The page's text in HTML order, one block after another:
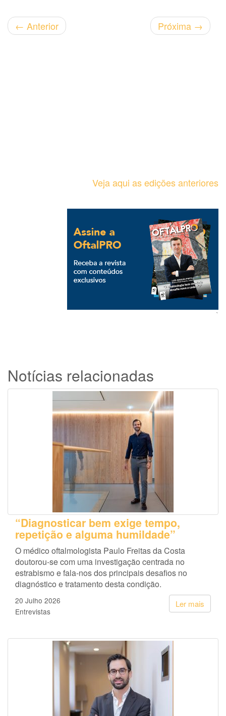
← Anterior Próxima →
Veja aqui as edições anteriores
`
Notícias relacionadas
“Diagnosticar bem exige tempo,
repetição e alguma humildade”
O médico oftalmologista Paulo Freitas da Costa
doutorou-se com uma investigação centrada no
estrabismo e fala-nos dos principais desafios no
diagnóstico e tratamento desta condição.
Ler mais
20 Julho 2026
Entrevistas